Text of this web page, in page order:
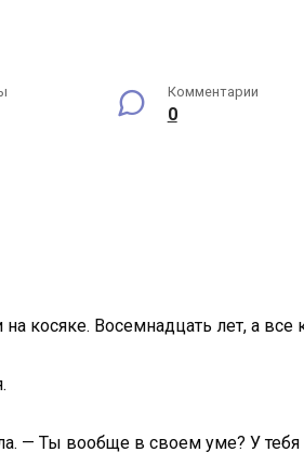
Комментарии
0
косяке. Восемнадцать лет, а
— Ты вообще в своем уме? У